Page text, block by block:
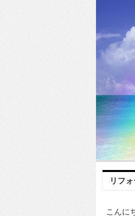
リフ
こんに